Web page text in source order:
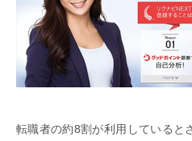
転職者の約8割が利用していると